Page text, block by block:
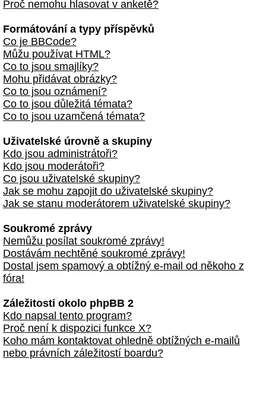
Proč nemohu hlasovat v anketě?
Formátování a typy příspěvků
Co je BBCode?
Můžu používat HTML?
Co to jsou smajlíky?
Mohu přidávat obrázky?
Co to jsou oznámení?
Co to jsou důležitá témata?
Co to jsou uzamčená témata?
Uživatelské úrovně a skupiny
Kdo jsou administrátoři?
Kdo jsou moderátoři?
Co jsou uživatelské skupiny?
Jak se mohu zapojit do uživatelské skupiny?
Jak se stanu moderátorem uživatelské skupiny?
Soukromé zprávy
Nemůžu posílat soukromé zprávy!
Dostávám nechtěné soukromé zprávy!
Dostal jsem spamový a obtížný e-mail od někoho z
fóra!
Záležitosti okolo phpBB 2
Kdo napsal tento program?
Proč není k dispozici funkce X?
Koho mám kontaktovat ohledně obtížných e-mailů
nebo právních záležitostí boardu?